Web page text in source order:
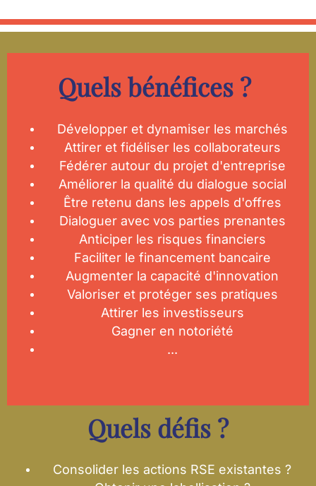
Quels bénéfices ?
Développer et dynamiser les marchés
Attirer et fidéliser les collaborateurs
Fédérer autour du projet d'entreprise
Améliorer la qualité du dialogue social
Être retenu dans les appels d'offres
Dialoguer avec vos parties prenantes
Anticiper les risques financiers
Faciliter le financement bancaire
Augmenter la capacité d'innovation
Valoriser et protéger ses pratiques
Attirer les investisseurs
Gagner en notoriété
...
Quels défis ?
Consolider les actions RSE existantes ?